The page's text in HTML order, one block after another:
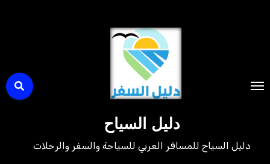
دليل السياح
دليل السياح للمسافر العربي للسياحة والسفر والرحلات